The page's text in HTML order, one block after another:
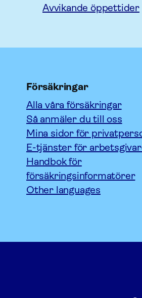
Avvikande öppettider
Försäkringar
Alla våra försäkringar
Så anmäler du till oss
Mina sidor för
E-tjänster för
Handbok för
försäkringsinformatörer
Other languages